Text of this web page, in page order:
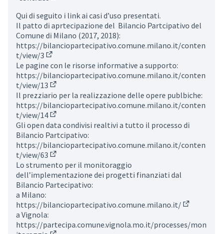
Qui di seguito i link ai casi d’uso presentati.
Il patto di aprtecipazione del Bilancio Partcipativo del
Comune di Milano (2017, 2018):
https://bilanciopartecipativo.comune.milano.it/conten
t/view/3
(External link)
Le pagine con le risorse informative a supporto:
https://bilanciopartecipativo.comune.milano.it/conten
t/view/13
(External link)
Il prezziario per la realizzazione delle opere publbiche:
https://bilanciopartecipativo.comune.milano.it/conten
t/view/14
(External link)
Gli open data condivisi realtivi a tutto il processo di
Bilancio Partcipativo:
https://bilanciopartecipativo.comune.milano.it/conten
t/view/63
(External link)
Lo strumento per il monitoraggio
dell’implementazione dei progetti finanziati dal
Bilancio Partecipativo:
a Milano:
https://bilanciopartecipativo.comune.milano.it/
a Vignola:
https://partecipa.comune.vignola.mo.it/processes/mon